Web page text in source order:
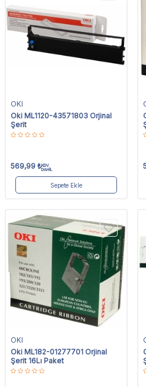
OKI
Oki ML1120-43571803 Orjinal
Şerit
569,99 ₺KDV
DAHİL
Sepete Ekle
OKI
Oki ML182-01277701 Orjinal
Şerit 16Lı Paket